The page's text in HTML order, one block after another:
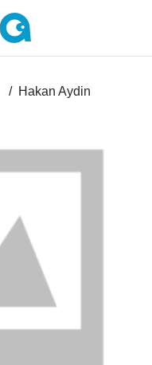
Hakan Aydin